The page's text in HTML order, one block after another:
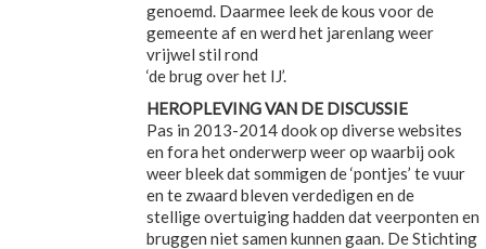
genoemd. Daarmee leek de kous voor de
gemeente af en werd het jarenlang weer
vrijwel stil rond
‘de brug over het IJ’.
HEROPLEVING VAN DE DISCUSSIE
Pas in 2013-2014 dook op diverse websites
en fora het onderwerp weer op waarbij ook
weer bleek dat sommigen de ‘pontjes’ te vuur
en te zwaard bleven verdedigen en de
stellige overtuiging hadden dat veerponten en
bruggen niet samen kunnen gaan. De Stichting